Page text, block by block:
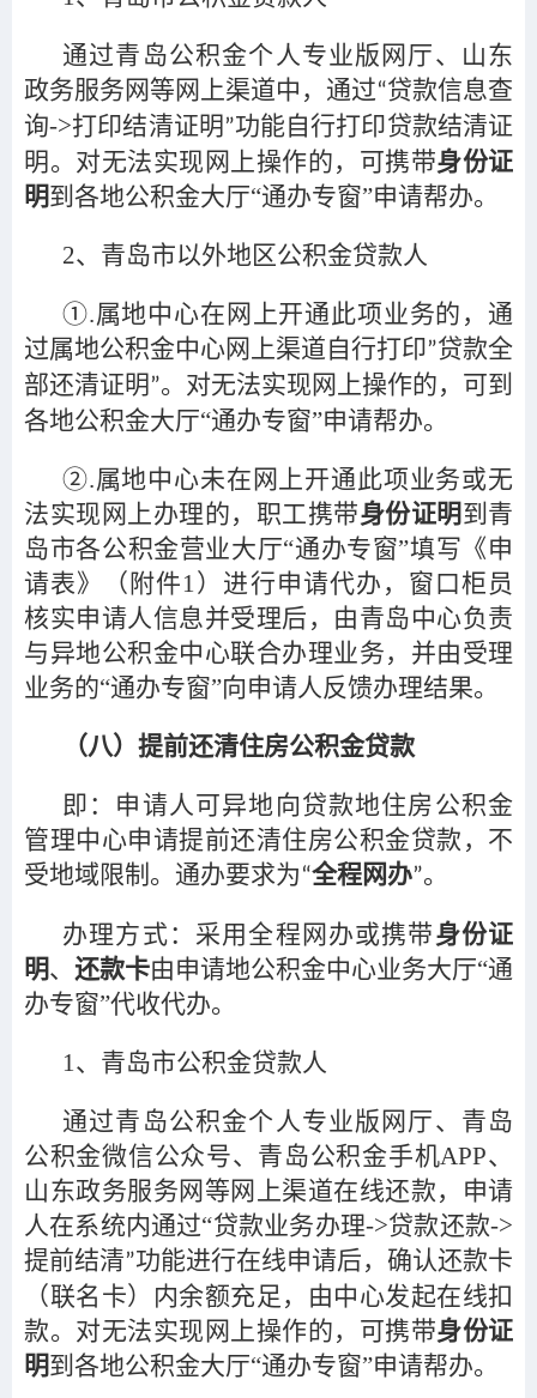
通过青岛公积金个人专业版网厅、山东
政务服务网等网上渠道中，通过“贷款信息查
询->打印结清证明”功能自行打印贷款结清证
明。对无法实现网上操作的，可携带身份证
明到各地公积金大厅“通办专窗”申请帮办。
2、青岛市以外地区公积金贷款人
①.属地中心在网上开通此项业务的，通
过属地公积金中心网上渠道自行打印”贷款全
部还清证明”。对无法实现网上操作的，可到
各地公积金大厅“通办专窗”申请帮办。
②.属地中心未在网上开通此项业务或无
法实现网上办理的，职工携带身份证明 到青
岛市各公积金营业大厅“通办专窗”填写《申
请表》（附件1）进行申请代办，窗口柜员
核实申请人信息并受理后，由青岛中心负责
与异地公积金中心联合办理业务，并由受理
业务的“通办专窗”向申请人反馈办理结果。
（八）提前还清住房公积金贷款
即：申请人可异地向贷款地住房公积金
管理中心申请提前还清住房公积金贷款，不
受地域限制。通办要求为“全程网办”。
办理方式：采用全程网办或携带身份证
明、 还款卡由申请地公积金中心业务大厅“通
办专窗”代收代办。
1、青岛市公积金贷款人
通过青岛公积金个人专业版网厅、青岛
公积金微信公众号、青岛公积金手机APP、
山东政务服务网等网上渠道在线还款，申请
人在系统内通过“贷款业务办理->贷款还款->
提前结清”功能进行在线申请后，确认还款卡
（联名卡）内余额充足，由中心发起在线扣
款。对无法实现网上操作的，可携带身份证
明到各地公积金大厅“通办专窗”申请帮办。